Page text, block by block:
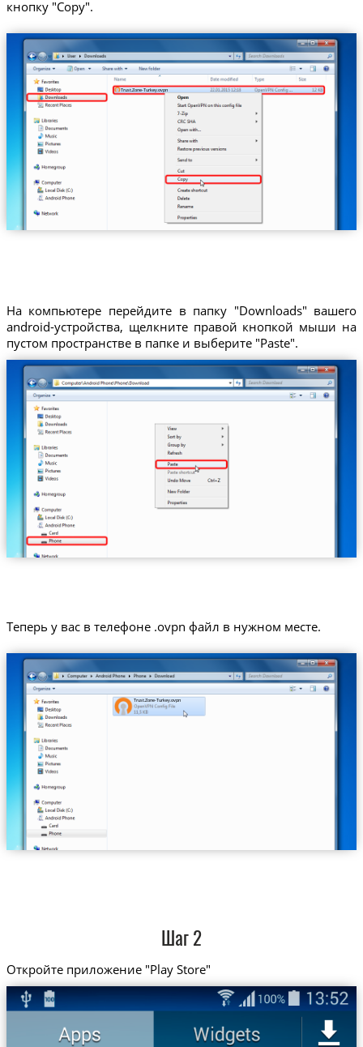
кнопку "Copy".
Trust.Zone-Turkey.ovpn
На компьютере перейдите в папку "Downloads" вашего
android-устройства, щелкните правой кнопкой мыши на
пустом пространстве в папке и выберите "Paste".
Теперь у вас в телефоне .ovpn файл в нужном месте.
Trust.Zone-Turkey.ovpn
Шаг 2
Откройте приложение "Play Store"